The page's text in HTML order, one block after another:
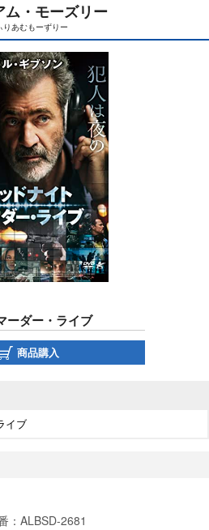
M
t
ム・モーズリー
りあむもーずりー
ーダー・ライブ
商品購入
イブ
：ALBSD-2681